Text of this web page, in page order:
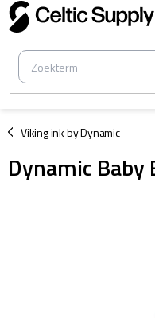
Overslaan
naar
inhoud
Viking ink by Dynamic
/
Dynamic Baby